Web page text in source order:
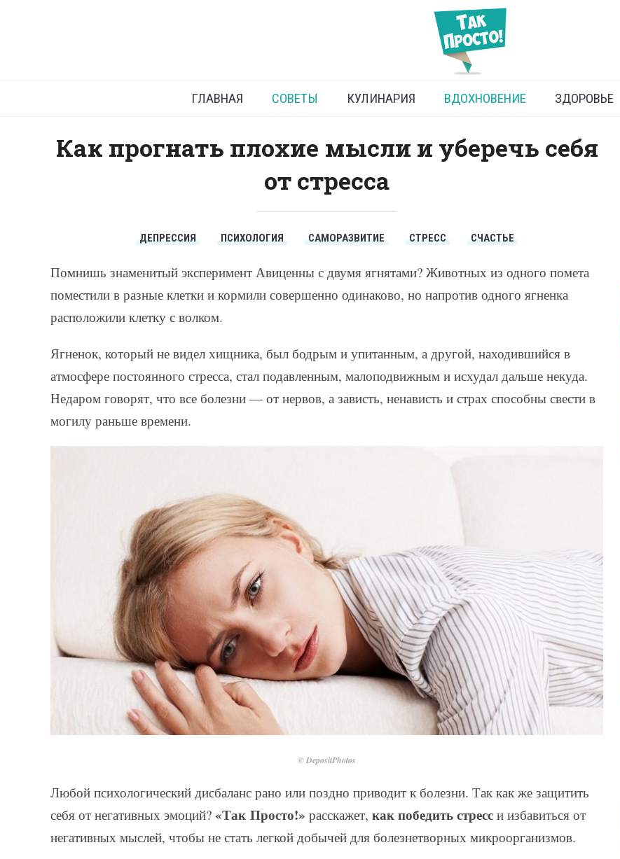
Лечение стресса
ГЛАВНАЯ СОВЕТЫ КУЛИНАРИЯ ВДОХНОВЕНИЕ ЗДОРОВЬЕ
Как прогнать плохие мысли и уберечь себя
от стресса
ДЕПРЕССИЯ ПСИХОЛОГИЯ САМОРАЗВИТИЕ СТРЕСС СЧАСТЬЕ
Помнишь знаменитый эксперимент Авиценны с двумя ягнятами? Животных из одного помета
поместили в разные клетки и кормили совершенно одинаково, но напротив одного ягненка
расположили клетку с волком.
Ягненок, который не видел хищника, был бодрым и упитанным, а другой, находившийся в
атмосфере постоянного стресса, стал подавленным, малоподвижным и исхудал дальше некуда.
Недаром говорят, что все болезни — от нервов, а зависть, ненависть и страх способны свести в
могилу раньше времени.
© DepositPhotos
Любой психологический дисбаланс рано или поздно приводит к болезни. Так как же защитить
себя от негативных эмоций? «Так Просто!» расскажет, как победить стресс и избавиться от
негативных мыслей, чтобы не стать легкой добычей для болезнетворных микроорганизмов.